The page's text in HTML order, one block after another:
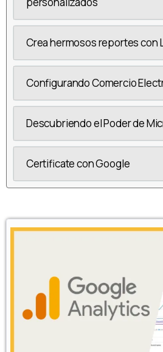
Crea hermosos reportes con
Configurando Comercio
Descubriendo el Poder de
Certificate con Google